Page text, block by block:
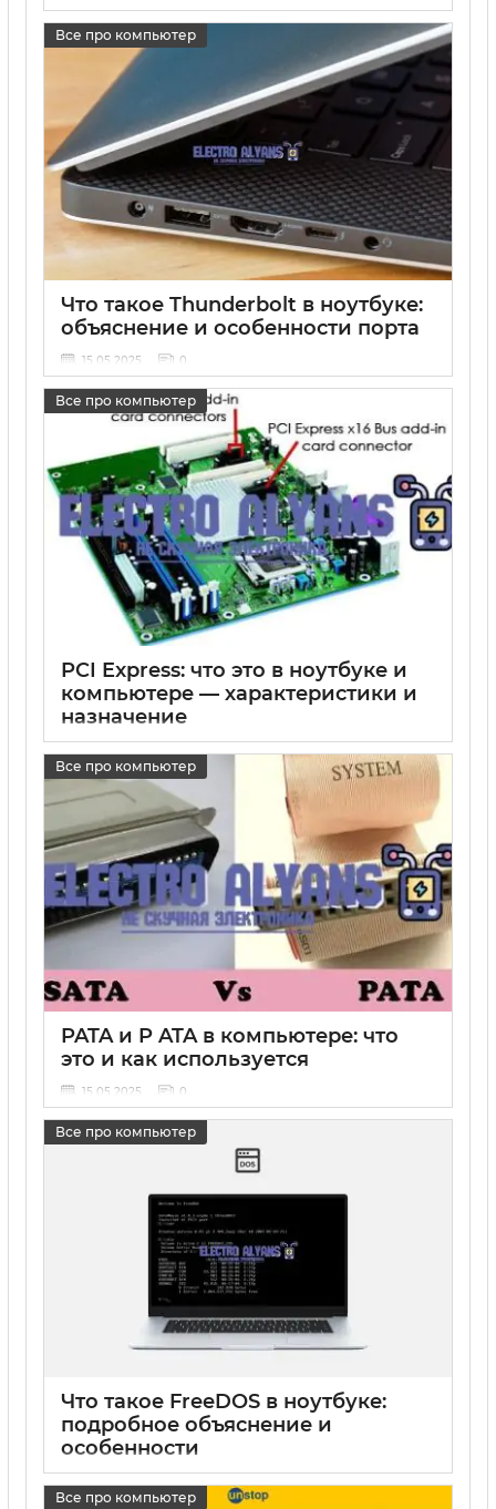
Все про компьютер
Что такое Thunderbolt в ноутбуке:
объяснение и особенности порта
15 05 2025 0
Все про компьютер
PCI Express: что это в ноутбуке и
компьютере — характеристики и
назначение
Все про компьютер
PATA и P ATA в компьютере: что
это и как используется
15 05 2025 0
Все про компьютер
Что такое FreeDOS в ноутбуке:
подробное объяснение и
особенности
Все про компьютер